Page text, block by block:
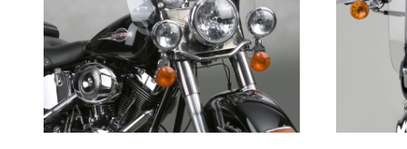
Suzuki
C50/Black/B.O.S.S/Limited/
Suzuki
C50/Black/B.O.S.S/Limited/
Suzuki
C50/Black/B.O.S.S/Limited/
Suzuki
C50/Black/B.O.S.S/Limited/